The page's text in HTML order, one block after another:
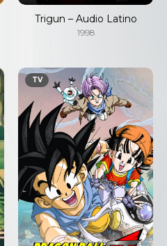
Trigun – Audio Latino
1998
TV